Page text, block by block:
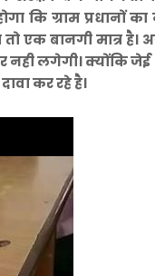
कि ग्राम प्रधानों
एक बानगी मात्र है।
लगेगी। क्योंकि जेई
कर रहे है।